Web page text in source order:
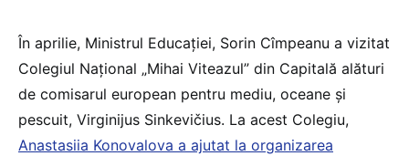
În aprilie, Ministrul Educației, Sorin Cîmpeanu a vizitat
Colegiul Național „Mihai Viteazul” din Capitală alături
de comisarul european pentru mediu, oceane și
pescuit, Virginijus Sinkevičius. La acest Colegiu,
Anastasiia Konovalova a ajutat la organizarea